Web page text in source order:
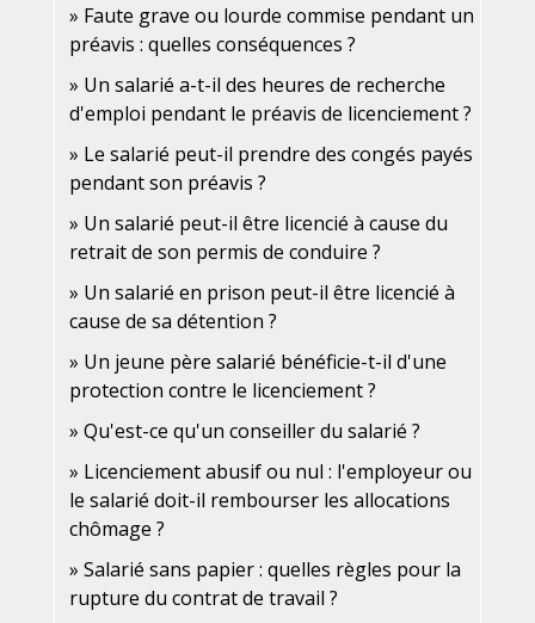
Faute grave ou lourde commise pendant un
préavis : quelles conséquences ?
Un salarié a-t-il des heures de recherche
d'emploi pendant le préavis de licenciement ?
Le salarié peut-il prendre des congés payés
pendant son préavis ?
Un salarié peut-il être licencié à cause du
retrait de son permis de conduire ?
Un salarié en prison peut-il être licencié à
cause de sa détention ?
Un jeune père salarié bénéficie-t-il d'une
protection contre le licenciement ?
Qu'est-ce qu'un conseiller du salarié ?
Licenciement abusif ou nul : l'employeur ou
le salarié doit-il rembourser les allocations
chômage ?
Salarié sans papier : quelles règles pour la
rupture du contrat de travail ?